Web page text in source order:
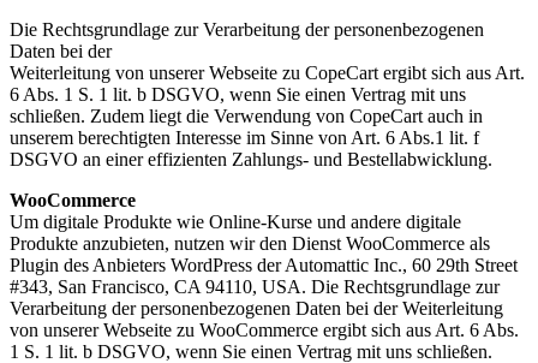
Die Rechtsgrundlage zur Verarbeitung der personenbezogenen
Daten bei der
Weiterleitung von unserer Webseite zu CopeCart ergibt sich aus Art.
6 Abs. 1 S. 1 lit. b DSGVO, wenn Sie einen Vertrag mit uns
schließen. Zudem liegt die Verwendung von CopeCart auch in
unserem berechtigten Interesse im Sinne von Art. 6 Abs.1 lit. f
DSGVO an einer effizienten Zahlungs- und Bestellabwicklung.
WooCommerce
Um digitale Produkte wie Online-Kurse und andere digitale
Produkte anzubieten, nutzen wir den Dienst WooCommerce als
Plugin des Anbieters WordPress der Automattic Inc., 60 29th Street
#343, San Francisco, CA 94110, USA. Die Rechtsgrundlage zur
Verarbeitung der personenbezogenen Daten bei der Weiterleitung
von unserer Webseite zu WooCommerce ergibt sich aus Art. 6 Abs.
1 S. 1 lit. b DSGVO, wenn Sie einen Vertrag mit uns schließen.